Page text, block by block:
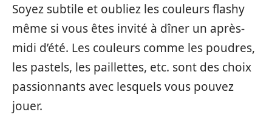
Soyez subtile et oubliez les couleurs flashy
même si vous êtes invité à dîner un après-
midi d’été. Les couleurs comme les poudres,
les pastels, les paillettes, etc. sont des choix
passionnants avec lesquels vous pouvez
jouer.